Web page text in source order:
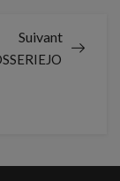
Suivant